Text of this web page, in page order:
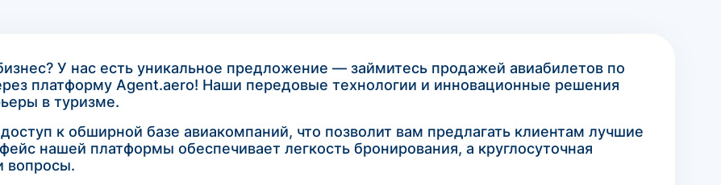
У нас есть уникальное предложение — займитесь продажей авиабилетов по
платформу Agent.aero! Наши передовые технологии и инновационные решения
в туризме.
к обширной базе авиакомпаний, что позволит вам предлагать клиентам лучшие
нашей платформы обеспечивает легкость бронирования, а круглосуточная
вопросы.